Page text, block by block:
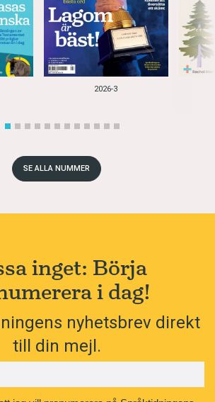
2026-3
SE ALLA NUMMER
inget: Börja
i dag!
nyhetsbrev direkt
till din mejl.